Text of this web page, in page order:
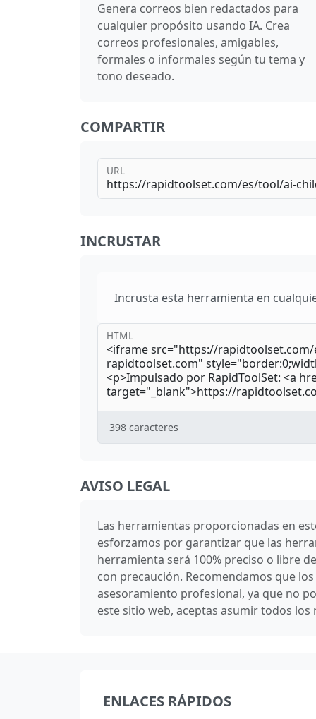
Genera correos bien redactados para
cualquier propósito usando IA. Crea
correos profesionales, amigables,
formales o informales según tu tema y
tono deseado.
COMPARTIR
URL
INCRUSTAR
Incrusta esta herramienta en
HTML
398 caracteres
AVISO LEGAL
Las herramientas proporcionadas en
esforzamos por garantizar que las
herramienta será 100% preciso o libre
con precaución. Recomendamos que
asesoramiento profesional, ya que no
este sitio web, aceptas asumir todos
ENLACES RÁPIDOS